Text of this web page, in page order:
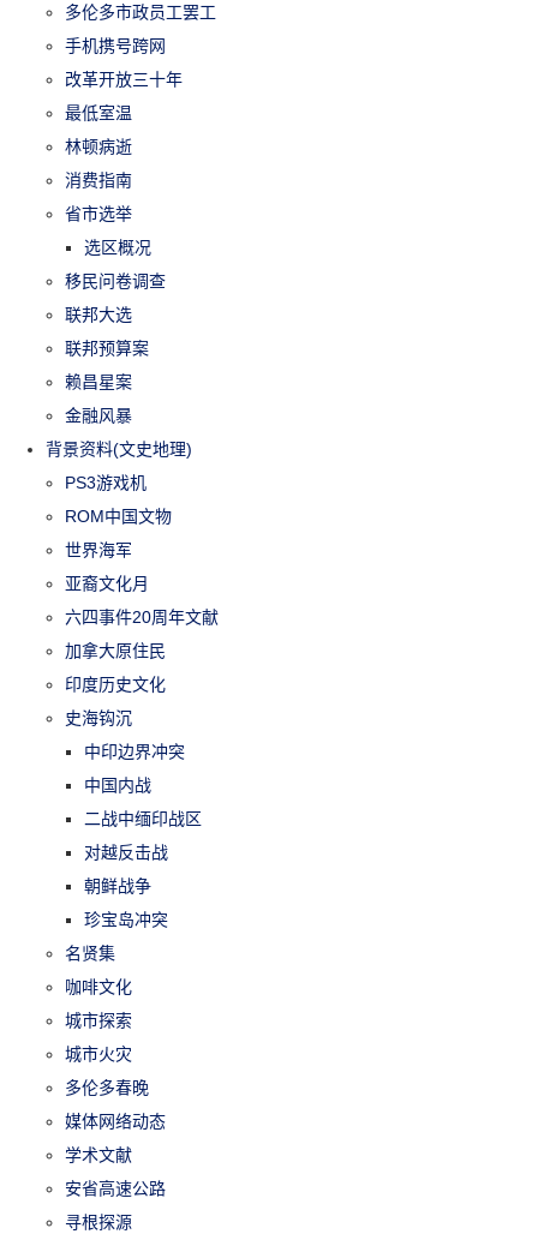
多伦多市政员工罢工
手机携号跨网
改革开放三十年
最低室温
林顿病逝
消费指南
省市选举
选区概况
移民问卷调查
联邦大选
联邦预算案
赖昌星案
金融风暴
背景资料(文史地理)
PS3游戏机
ROM中国文物
世界海军
亚裔文化月
六四事件20周年文献
加拿大原住民
印度历史文化
史海钩沉
中印边界冲突
中国内战
二战中缅印战区
对越反击战
朝鲜战争
珍宝岛冲突
名贤集
咖啡文化
城市探索
城市火灾
多伦多春晚
媒体网络动态
学术文献
安省高速公路
寻根探源